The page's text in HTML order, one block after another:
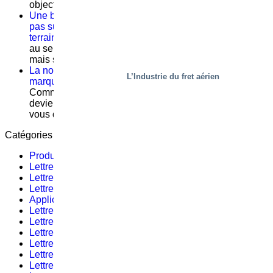
L’Industrie du fret aérien
objectif commun
Une bonne formation au service après-vente ne repose
pas sur la théorie, mais sur ce qui se passe sur le
terrain
au service après-vente ne repose pas sur la théorie,
mais sur ce qui se passe sur le terrain
La norme EN 1570-1:2024 devient obligatoire pour le
marquage CE – Ce que vous devez savoir
Commentaires fermés
devient obligatoire pour le marquage CE – Ce que
vous devez savoir
Catégories
Produits
Lettre d’informations #9 – 2019
Lettre d’informations #8 – 2021
Lettre d’informations #11 – 2022
Applications
Lettre d’informations #10 – 2019
Lettre d’informations #9 – 2021
Lettre d’informations #1 – 2023
Lettre d’informations #1
Lettre d’informations #12 – 2019
Lettre d’informations #10 – 2021